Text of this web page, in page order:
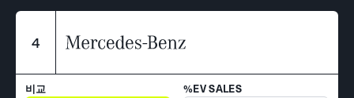
4
비교 %EV SALES